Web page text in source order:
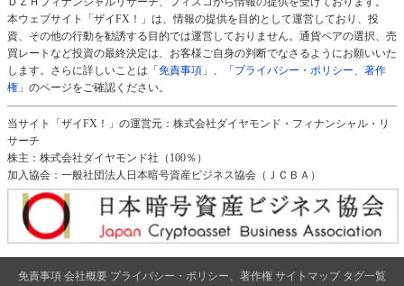
本ウェブサイト「ザイFX！」は、情報の提供を目的として運営しており、投
資、その他の行動を勧誘する目的では運営しておりません。通貨ペアの選択、売
買レートなど投資の最終決定は、お客様ご自身の判断でなさるようにお願いいた
します。さらに詳しいことは 「免責事項」
「プライバシー・ポリシー、著作
権」 のページをご確認ください。
当サイト「ザイFX！」の運営元：株式会社ダイヤモンド・フィナンシャル・リ
サーチ
株主：株式会社ダイヤモンド社（100％）
加入協会：一般社団法人日本暗号資産ビジネス協会（ＪＣＢＡ）
免責事項 会社概要 プライバシー・ポリシー、著作権 サイトマップ タグ一覧